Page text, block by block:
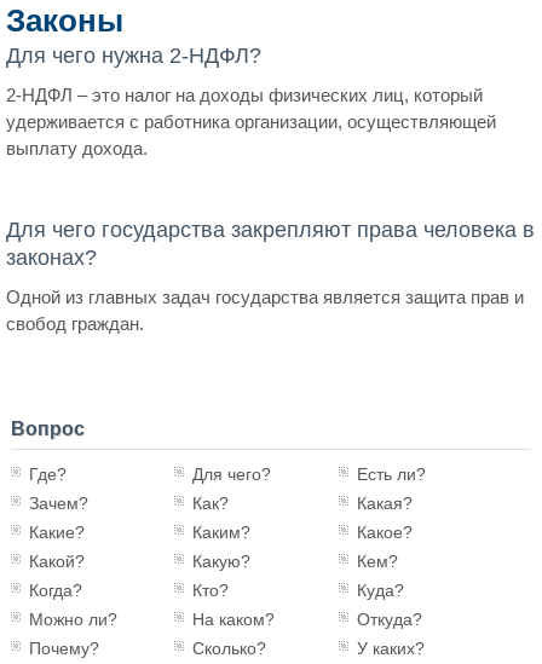
Законы
Для чего нужна 2-НДФЛ?
2-НДФЛ – это налог на доходы физических лиц, который
удерживается с работника организации, осуществляющей
выплату дохода.
Для чего государства закрепляют права человека в
законах?
Одной из главных задач государства является защита прав и
свобод граждан.
Вопрос
Где? Для чего?
Есть ли?
Зачем?
Как?
Какая?
Какие?
Каким?
Какое?
Какой?
Какую?
Кем?
Когда?
Кто?
Куда?
Можно ли?
На каком?
Откуда?
Почему?
Сколько?
У каких?